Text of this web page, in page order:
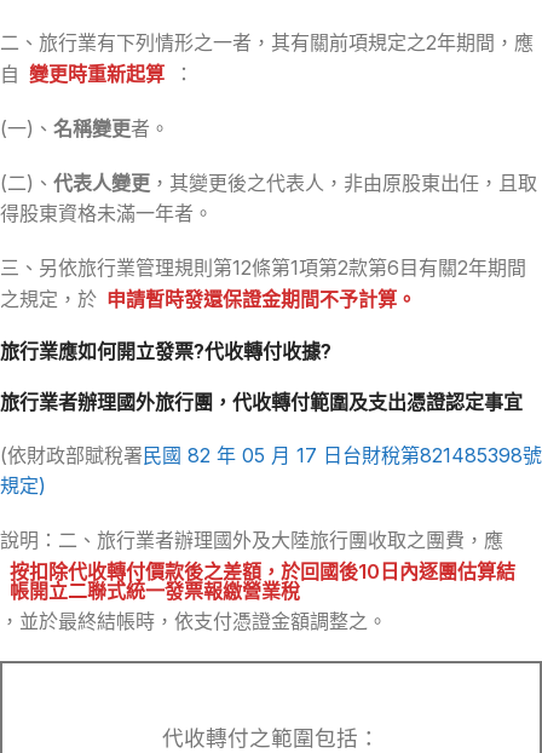
二、旅行業有下列情形之一者，其有關前項規定之2年期間，應
自 變更時重新起算 ：
(一)、 名稱變更者。
(二)、 代表人變更 ，其變更後之代表人，非由原股東出任，且取
得股東資格未滿一年者。
三、另依旅行業管理規則第12條第1項第2款第6目有關2年期間
之規定，於 申請暫時發還保證金期間不予計算。
旅行業應如何開立發票?代收轉付收據?
旅行業者辦理國外旅行團，代收轉付範圍及支出憑證認定事宜
(依財政部賦稅署 民國 82 年 05 月 17 日台財稅第821485398號
規定)
說明：二、旅行業者辦理國外及大陸旅行團收取之團費，應
按扣除代收轉付價款後之差額，於回國後10日內逐團估算結
帳開立二聯式統一發票報繳營業稅
，並於最終結帳時，依支付憑證金額調整之。
代收轉付之範圍包括：